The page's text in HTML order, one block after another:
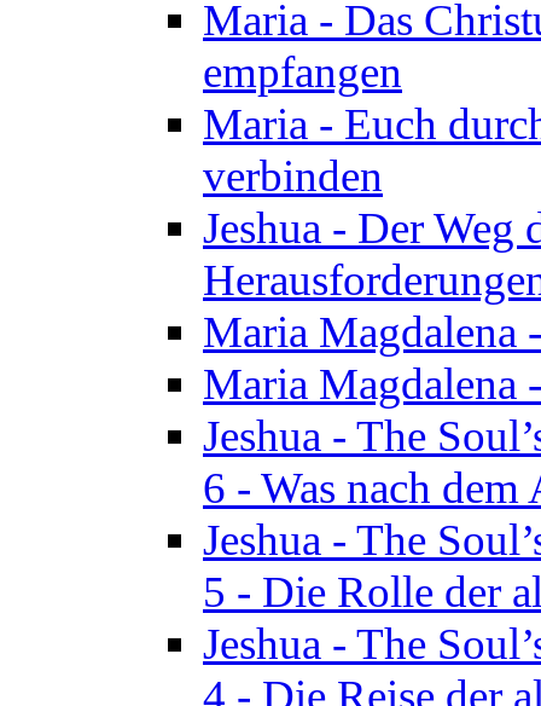
Maria - Das
empfangen
Maria - Euch
verbinden
Jeshua - Der Weg
Maria Magdalena
Maria Magdalena
Jeshua - The
6 - Was nach
Jeshua - The
5 - Die Rolle der
Jeshua - The
4 - Die Reise der